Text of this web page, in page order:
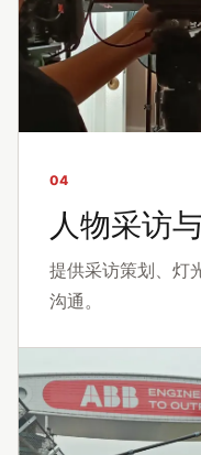
04
人物采访
提供采访策划、灯
沟通。